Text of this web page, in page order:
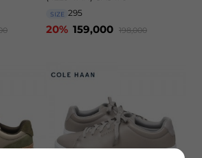
SIZE 295
20% 159,000 198,000